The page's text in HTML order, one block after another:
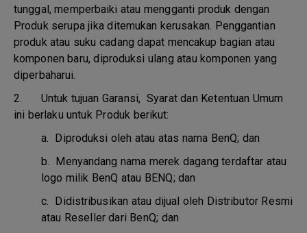
tunggal, memperbaiki atau mengganti produk dengan
Produk serupa jika ditemukan kerusakan. Penggantian
produk atau suku cadang dapat mencakup bagian atau
komponen baru, diproduksi ulang atau komponen yang
diperbaharui.
2. Untuk tujuan Garansi, Syarat dan Ketentuan Umum
ini berlaku untuk Produk berikut:
a. Diproduksi oleh atau atas nama BenQ; dan
b. Menyandang nama merek dagang terdaftar atau
logo milik BenQ atau BENQ; dan
c. Didistribusikan atau dijual oleh Distributor Resmi
atau Reseller dari BenQ; dan